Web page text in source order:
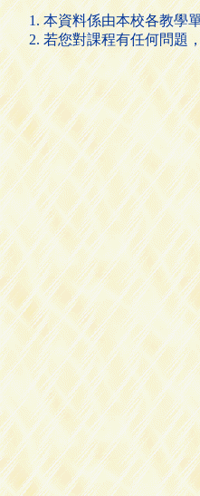
本資料係由本校各教學
若您對課程有任何問題